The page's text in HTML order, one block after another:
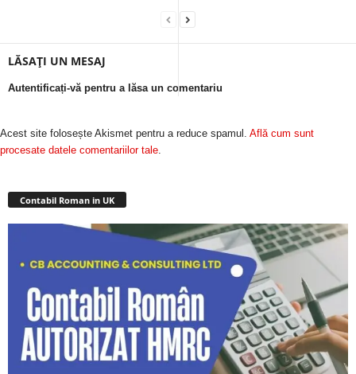
LĂSAȚI UN MESAJ
Autentificați-vă pentru a lăsa un comentariu
Acest site folosește Akismet pentru a reduce spamul. Află cum sunt
procesate datele comentariilor tale
Contabil Roman in UK